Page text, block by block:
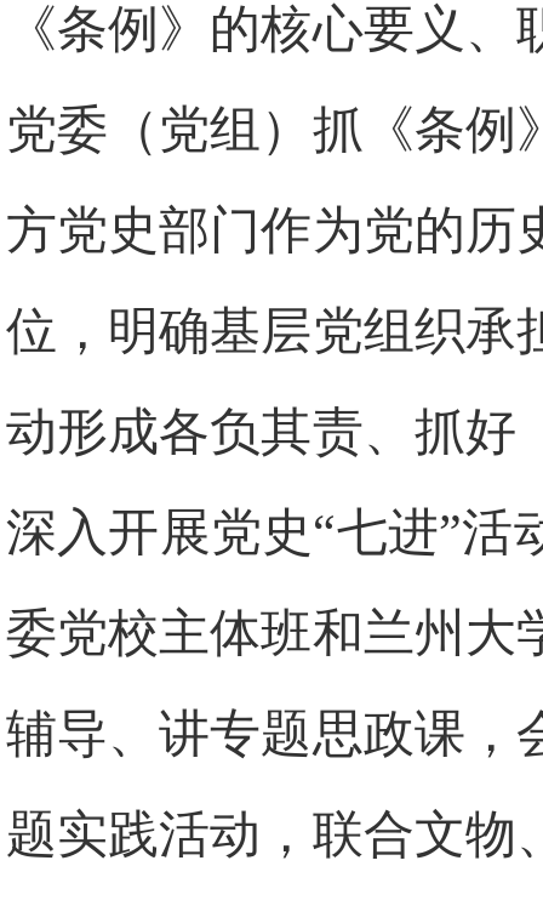
《条例》的核心要义
党委（党组）抓《条例
方党史部门作为党的历
位，明确基层党组织承
动形成各负其责、抓好
深入开展党史“七进”活
委党校主体班和兰州大
辅导、讲专题思政课，
题实践活动，联合文物